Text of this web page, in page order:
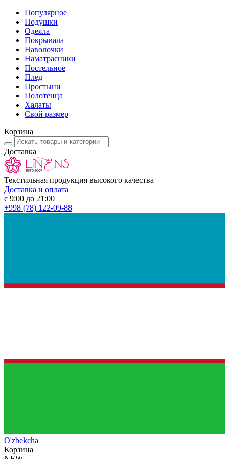
Популярное
Подушки
Одеяла
Покрывала
Наволочки
Наматрасники
Постельное
Плед
Простыни
Полотенца
Халаты
Свой размер
Корзина
Доставка
Текстильная продукция высокого качества
Доставка и оплата
с 9:00 до 21:00
+998 (78) 122-09-88
O'zbekcha
Корзина